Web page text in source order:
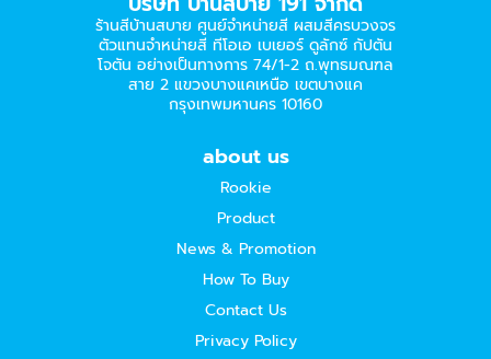
ร้านสีบ้านสบาย ศูนย์จำหน่ายสี ผสมสีครบวงจร
ตัวแทนจำหน่ายสี ทีโอเอ เบเยอร์​ ดูลักซ์ กัปตัน
โจตัน อย่างเป็นทางการ 74/1-2 ถ.พุทธมณฑล
สาย 2 แขวงบางแคเหนือ เขตบางแค
กรุงเทพมหานคร 10160
about us
Rookie
Product
News & Promotion
How To Buy
Contact Us
Privacy Policy